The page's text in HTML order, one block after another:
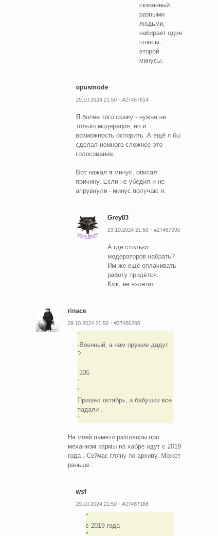
сказанный
разными
людьми,
набирает один
плюсы,
второй
минусы.
opusmode
29.10.2024 21:50 #27487814
Я более того скажу - нужна не
только модерация, но и
возможность оспорить. А ещё я бы
сделал немного сложнее это
голосование.
Вот нажал я минус, описал
причину. Если не убедил и не
апрувнули - минус получаю я.
Grey83
29.10.2024 21:50 #27487990
А где столько
модераторов набрать?
Им же ещё оплачивать
работу придётся.
Кмк, не взлетит.
rinace
29.10.2024 21:50 #27486298
-Военный, а нам оружие дадут
?
-336
Пришел октябрь, а бабушки все
падали .
На моей памяти разговоры про
механизм кармы на хабре идут с 2019
года . Сейчас гляну по архиву. Может
раньше .
wsf
29.10.2024 21:50 #27487188
с 2019 года